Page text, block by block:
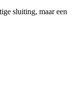
sluiting, maar een